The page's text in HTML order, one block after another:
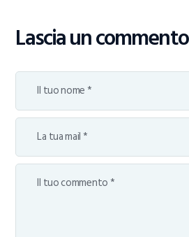
Lascia un commento